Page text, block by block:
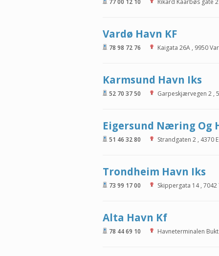
77 00 12 10 Rikard Kaarbøs gate 2
Vardø Havn KF
78 98 72 76 Kaigata 26A , 9950
Karmsund Havn Iks
52 70 37 50 Garpeskjærvegen 2 ,
Eigersund Næring Og
51 46 32 80 Strandgaten 2 , 4370
Trondheim Havn Iks
73 99 17 00 Skippergata 14, 7042
Alta Havn Kf
78 44 69 10 Havneterminalen